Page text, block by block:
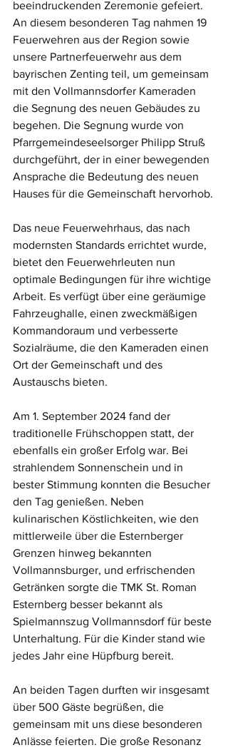
beeindruckenden Zeremonie gefeiert.
An diesem besonderen Tag nahmen 19
Feuerwehren aus der Region sowie
unsere Partnerfeuerwehr aus dem
bayrischen Zenting teil, um gemeinsam
mit den Vollmannsdorfer Kameraden
die Segnung des neuen Gebäudes zu
begehen. Die Segnung wurde von
Pfarrgemeindeseelsorger Philipp Struß
durchgeführt, der in einer bewegenden
Ansprache die Bedeutung des neuen
Hauses für die Gemeinschaft hervorhob.
Das neue Feuerwehrhaus, das nach
modernsten Standards errichtet wurde,
bietet den Feuerwehrleuten nun
optimale Bedingungen für ihre wichtige
Arbeit. Es verfügt über eine geräumige
Fahrzeughalle, einen zweckmäßigen
Kommandoraum und verbesserte
Sozialräume, die den Kameraden einen
Ort der Gemeinschaft und des
Austauschs bieten.
Am 1. September 2024 fand der
traditionelle Frühschoppen statt, der
ebenfalls ein großer Erfolg war. Bei
strahlendem Sonnenschein und in
bester Stimmung konnten die Besucher
den Tag genießen. Neben
kulinarischen Köstlichkeiten, wie den
mittlerweile über die Esternberger
Grenzen hinweg bekannten
Vollmannsburger, und erfrischenden
Getränken sorgte die TMK St. Roman
Esternberg besser bekannt als
Spielmannszug Vollmannsdorf für beste
Unterhaltung. Für die Kinder stand wie
jedes Jahr eine Hüpfburg bereit.
An beiden Tagen durften wir insgesamt
über 500 Gäste begrüßen, die
gemeinsam mit uns diese besonderen
Anlässe feierten. Die große Resonanz